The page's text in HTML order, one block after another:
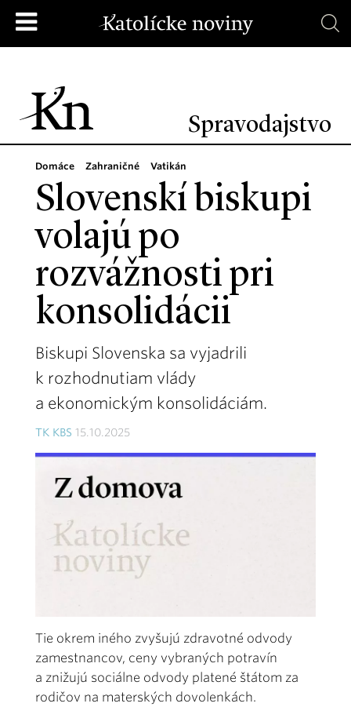
Spravodajstvo
Domáce Zahraničné Vatikán
Slovenskí biskupi
volajú po
rozvážnosti pri
konsolidácii
Biskupi Slovenska sa vyjadrili
k rozhodnutiam vlády
a ekonomickým konsolidáciám.
TK KBS 15.10.2025
Tie okrem iného zvyšujú zdravotné odvody
zamestnancov, ceny vybraných potravín
a znižujú sociálne odvody platené štátom za
rodičov na materských dovolenkách.